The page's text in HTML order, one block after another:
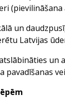
(pievilināšana
un
Latvijas
un
pavadīšanas